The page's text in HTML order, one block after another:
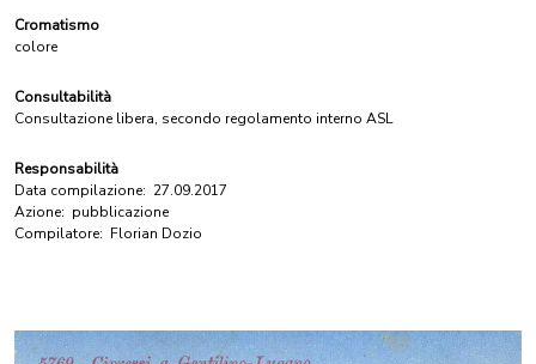
Cromatismo
colore
Consultabilità
Consultazione libera, secondo regolamento interno ASL
Responsabilità
Data compilazione: 27.09.2017
Azione: pubblicazione
Compilatore: Florian Dozio